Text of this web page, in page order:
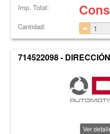
Imp. Total:
Cantidad:
714522098 -
Ver